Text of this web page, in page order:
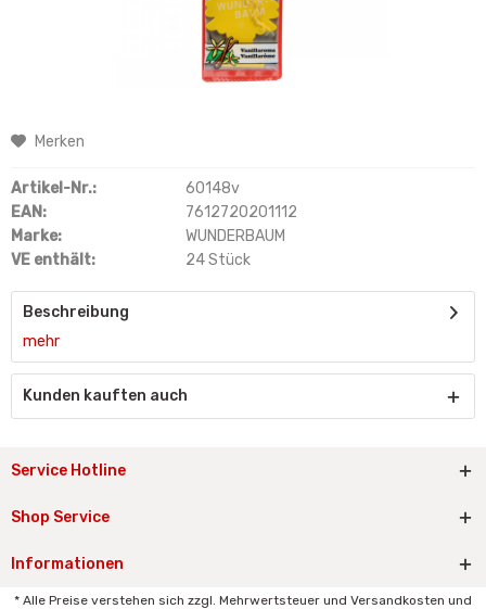
Merken
Artikel-Nr.:
60148v
EAN:
7612720201112
Marke:
WUNDERBAUM
VE enthält:
24 Stück
Beschreibung
mehr
Kunden kauften auch
Service Hotline
Shop Service
Informationen
* Alle Preise verstehen sich zzgl. Mehrwertsteuer und Versandkosten und